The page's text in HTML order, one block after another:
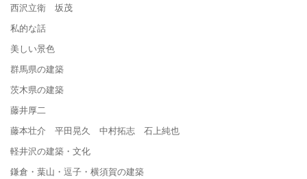
西沢立衛 坂茂
私的な話
美しい景色
群馬県の建築
茨木県の建築
藤井厚二
藤本壮介 平田晃久 中村拓志 石上純也
軽井沢の建築・文化
鎌倉・葉山・逗子・横須賀の建築